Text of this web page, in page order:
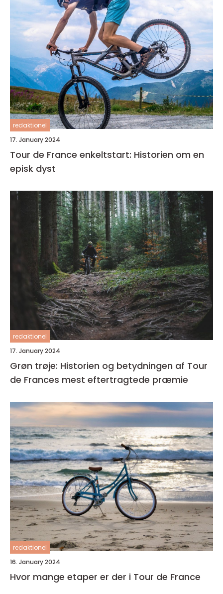
redaktionel
17. January 2024
Tour de France enkeltstart: Historien om en
episk dyst
redaktionel
17. January 2024
Grøn trøje: Historien og betydningen af Tour
de Frances mest eftertragtede præmie
redaktionel
16. January 2024
Hvor mange etaper er der i Tour de France